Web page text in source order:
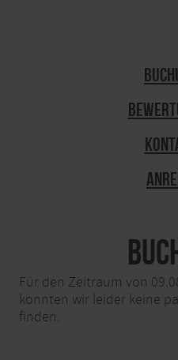
Für den Zeitraum von
konnten wir leider keine
finden.